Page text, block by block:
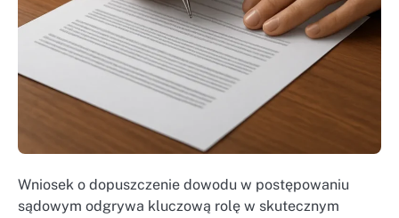
Wniosek o dopuszczenie dowodu w postępowaniu
sądowym odgrywa kluczową rolę w skutecznym